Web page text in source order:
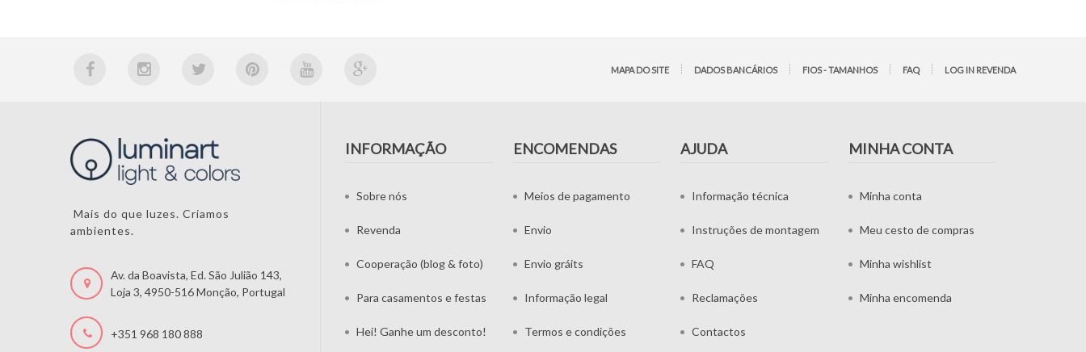
MAPA DO SITE DADOS BANCÁRIOS FIOS - TAMANHOS FAQ LOG IN REVENDA
Mais do que luzes. Criamos
ambientes.
Av. da Boavista, Ed. São Julião 143,
Loja 3, 4950-516 Monção, Portugal
+351 968 180 888
INFORMAÇÃO
Sobre nós
Revenda
Cooperação (blog & foto)
Para casamentos e festas
Hei! Ganhe um desconto!
ENCOMENDAS
Meios de pagamento
Envio
Envio gráits
Informação legal
Termos e condições
AJUDA
Informação técnica
Instruções de montagem
FAQ
Reclamações
Contactos
MINHA CONTA
Minha conta
Meu cesto de compras
Minha wishlist
Minha encomenda